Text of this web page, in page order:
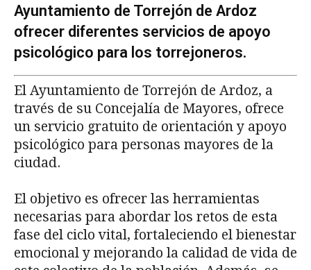
Ayuntamiento de Torrejón de Ardoz
ofrecer diferentes servicios de apoyo
psicológico para los torrejoneros.
El Ayuntamiento de Torrejón de Ardoz, a
través de su Concejalía de Mayores, ofrece
un servicio gratuito de orientación y apoyo
psicológico para personas mayores de la
ciudad.
El objetivo es ofrecer las herramientas
necesarias para abordar los retos de esta
fase del ciclo vital, fortaleciendo el bienestar
emocional y mejorando la calidad de vida de